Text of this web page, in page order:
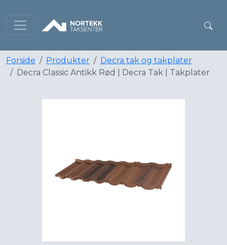
Forside Produkter
Decra tak og takplater
Decra Classic Antikk Rød | Decra Tak | Takplater